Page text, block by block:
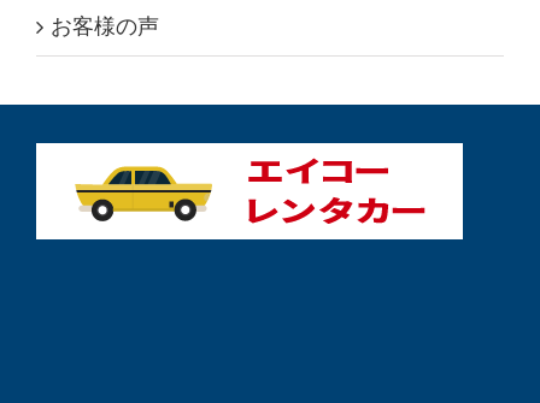
お客様の声